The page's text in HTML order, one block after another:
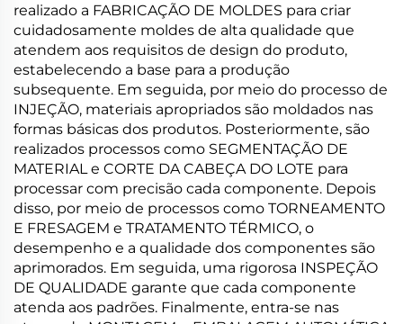
realizado a FABRICAÇÃO DE MOLDES para criar
cuidadosamente moldes de alta qualidade que
atendem aos requisitos de design do produto,
estabelecendo a base para a produção
subsequente. Em seguida, por meio do processo de
INJEÇÃO, materiais apropriados são moldados nas
formas básicas dos produtos. Posteriormente, são
realizados processos como SEGMENTAÇÃO DE
MATERIAL e CORTE DA CABEÇA DO LOTE para
processar com precisão cada componente. Depois
disso, por meio de processos como TORNEAMENTO
E FRESAGEM e TRATAMENTO TÉRMICO, o
desempenho e a qualidade dos componentes são
aprimorados. Em seguida, uma rigorosa INSPEÇÃO
DE QUALIDADE garante que cada componente
atenda aos padrões. Finalmente, entra-se nas